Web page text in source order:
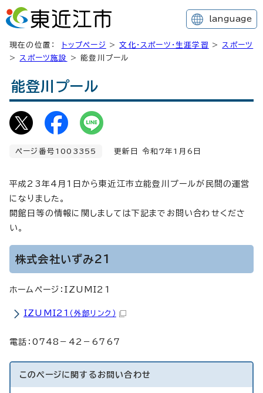
language
現在の位置： トップページ >文化・スポーツ・生涯学習 > スポーツ
> スポーツ施設 > 能登川プール
能登川プール
ページ番号1003355 更新日 令和7年1月6日
平成23年4月1日から東近江市立能登川プールが民間の運営
になりました。
開館日等の情報に関しましては下記までお問い合わせくださ
い。
株式会社いずみ21
ホームページ：IZUMI21
IZUMI21 （外部リンク）
電話：0748－42－6767
このページに関する お問い合わせ